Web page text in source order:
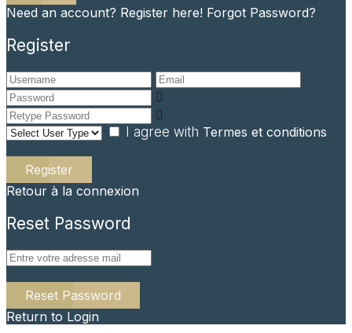
Need an account? Register here! Forgot Password?
Register
I agree with Termes et conditions
Register
Retour à la connexion
Reset Password
Reset Password
Return to Login